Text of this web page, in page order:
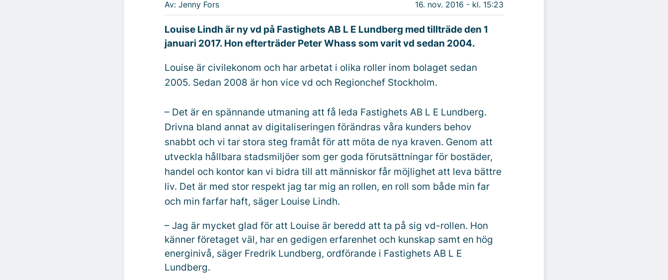
Av: Jenny Fors 16. nov. 2016 - kl. 15:23
Louise Lindh är ny vd på Fastighets AB L E Lundberg med tillträde den 1
januari 2017. Hon efterträder Peter Whass som varit vd sedan 2004.
Louise är civilekonom och har arbetat i olika roller inom bolaget sedan
2005. Sedan 2008 är hon vice vd och Regionchef Stockholm.
– Det är en spännande utmaning att få leda Fastighets AB L E Lundberg.
Drivna bland annat av digitaliseringen förändras våra kunders behov
snabbt och vi tar stora steg framåt för att möta de nya kraven. Genom att
utveckla hållbara stadsmiljöer som ger goda förutsättningar för bostäder,
handel och kontor kan vi bidra till att människor får möjlighet att leva bättre
liv. Det är med stor respekt jag tar mig an rollen, en roll som både min far
och min farfar haft, säger Louise Lindh.
– Jag är mycket glad för att Louise är beredd att ta på sig vd-rollen. Hon
känner företaget väl, har en gedigen erfarenhet och kunskap samt en hög
energinivå, säger Fredrik Lundberg, ordförande i Fastighets AB L E
Lundberg.